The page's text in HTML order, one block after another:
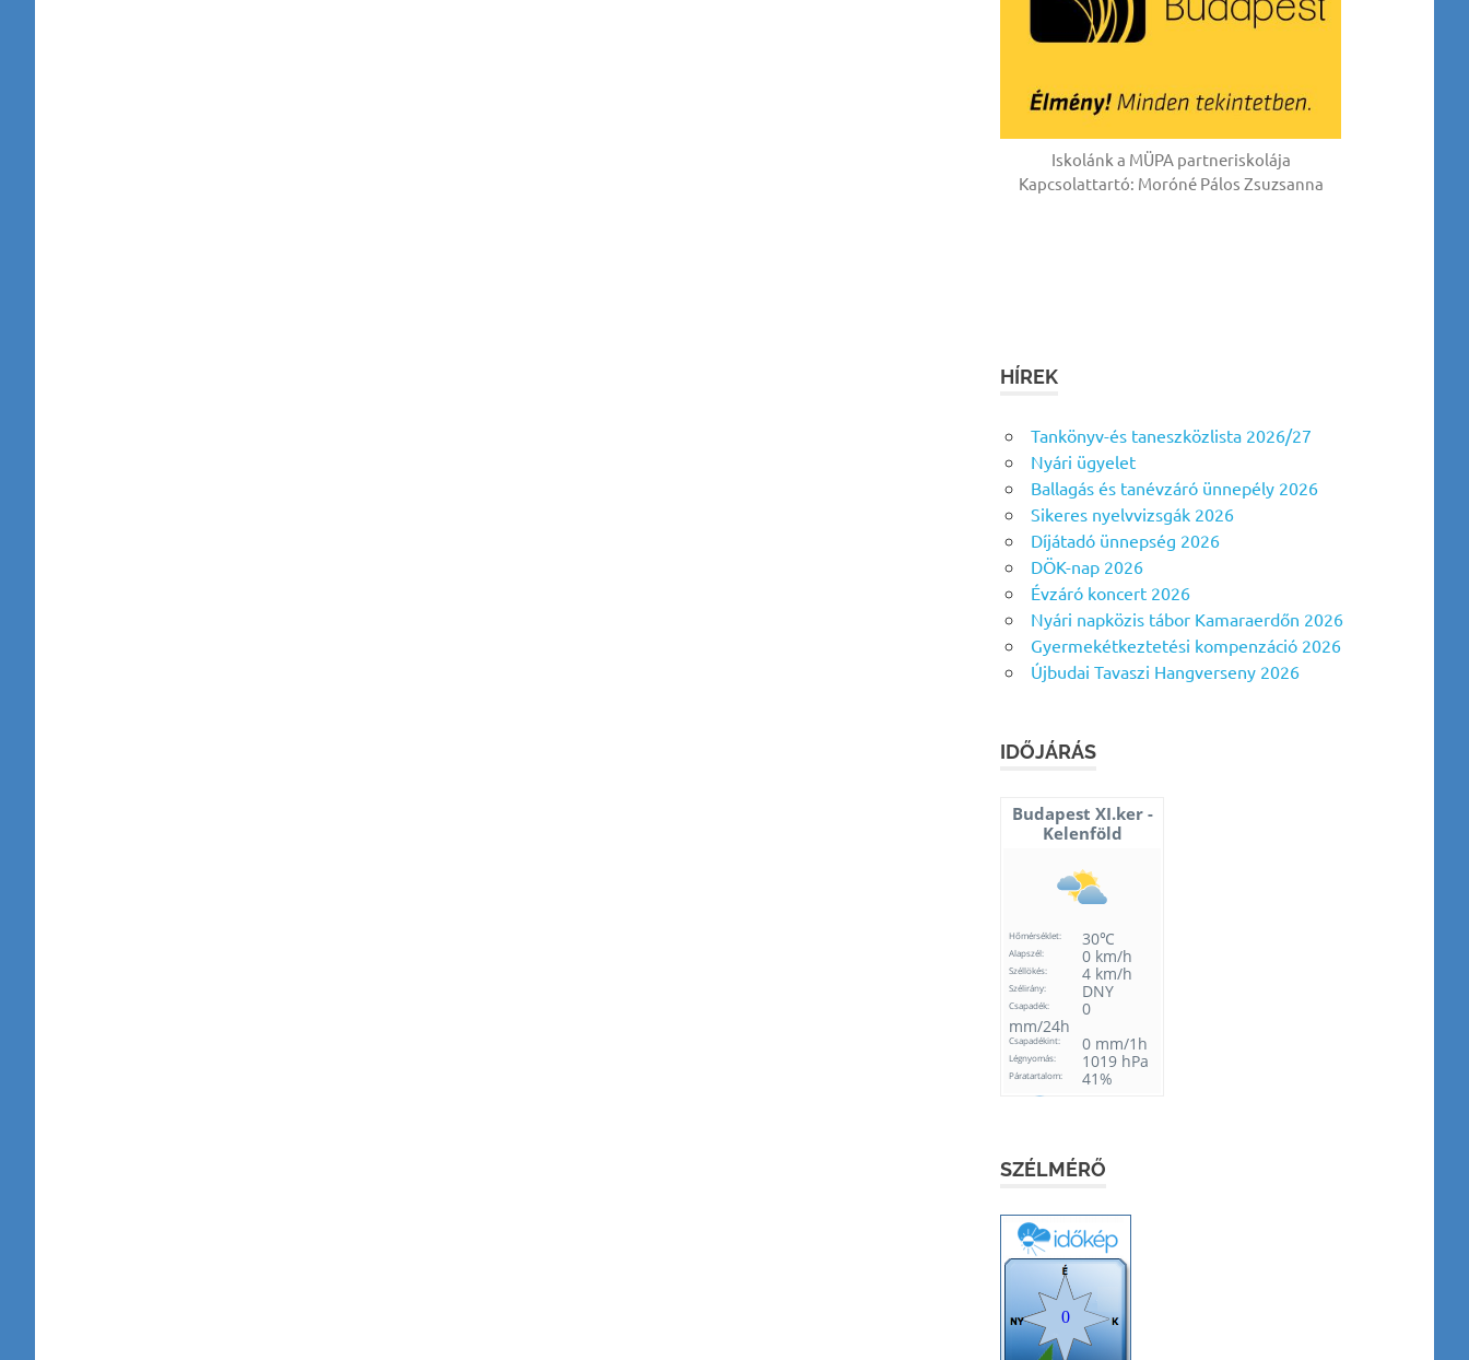
Iskolánk a MÜPA partneriskolája
Kapcsolattartó: Moróné Pálos Zsuzsanna
HÍREK
Tankönyv-és taneszközlista 2026/27
Nyári ügyelet
Ballagás és tanévzáró ünnepély 2026
Sikeres nyelvvizsgák 2026
Díjátadó ünnepség 2026
DÖK-nap 2026
Évzáró koncert 2026
Nyári napközis tábor Kamaraerdőn 2026
Gyermekétkeztetési kompenzáció 2026
Újbudai Tavaszi Hangverseny 2026
IDŐJÁRÁS
SZÉLMÉRŐ